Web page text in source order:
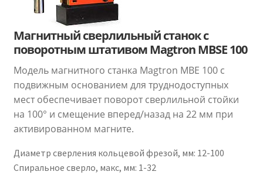
Магнитный сверлильный станок с
поворотным штативом Magtron MBSE 100
Модель магнитного станка Magtron МВЕ 100 с
подвижным основанием для труднодоступных
мест обеспечивает поворот сверлильной стойки
на 100° и смещение вперед/назад на 22 мм при
активированном магните.
Диаметр сверления кольцевой фрезой, мм: 12-100
Спиральное сверло, макс, мм: 1-32